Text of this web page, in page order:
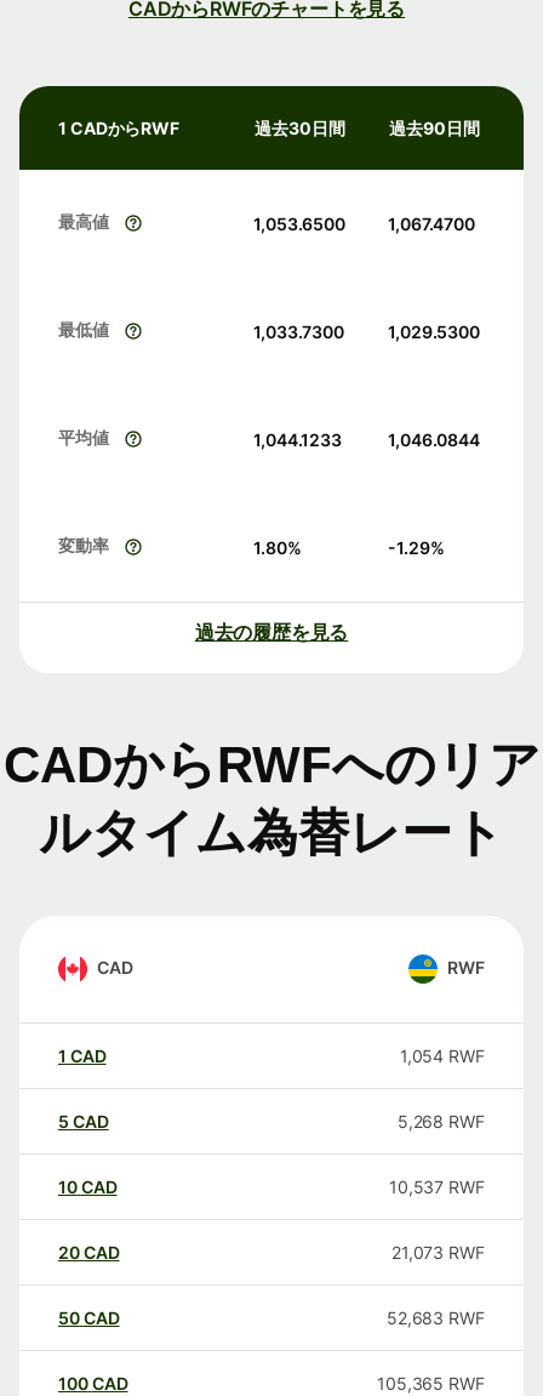
CADからRWFのチャートを見る
1 CADからRWF 過去30日間 過去90日間
最高値 1,053.6500 1,067.4700
最低値 1,033.7300 1,029.5300
平均値 1,044.1233 1,046.0844
変動率 1.80% -1.29%
過去の履歴を見る
CADからRWFへのリア
ルタイム為替レート
CAD RWF
1 CAD 1,054 RWF
5 CAD 5,268 RWF
10CAD 10,537 RWF
20CAD 21,073 RWF
50CAD 52,683 RWF
100CAD 105,365 RWF